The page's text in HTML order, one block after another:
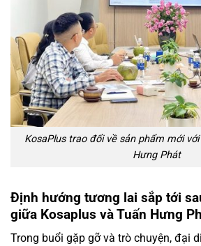
KosaPlus trao đổi về sản phẩm mới
Hưng Phát
Định hướng tương lai sắp tới
giữa Kosaplus và Tuấn Hưng
Trong buổi gặp gỡ và trò chuyện, đại